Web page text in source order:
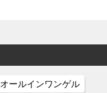
オールインワンゲル